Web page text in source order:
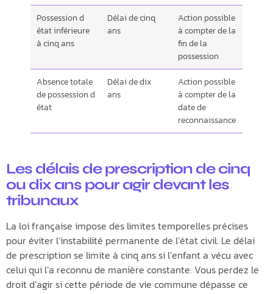
Possession d
état inférieure
à cinq ans
Délai de cinq
ans
Action possible
à compter de la
fin de la
possession
Absence totale
de possession d
état
Délai de dix
ans
Action possible
à compter de la
date de
reconnaissance
Les délais de prescription de cinq
ou dix ans pour agir devant les
tribunaux
La loi française impose des limites temporelles précises
pour éviter l’instabilité permanente de l’état civil. Le délai
de prescription se limite à cinq ans si l’enfant a vécu avec
celui qui l’a reconnu de manière constante. Vous perdez le
droit d’agir si cette période de vie commune dépasse ce